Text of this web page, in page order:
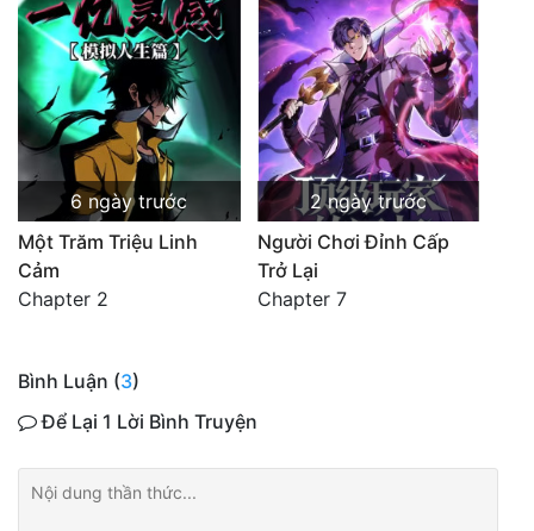
6 ngày trước
Một Trăm Triệu Linh
Cảm
Chapter 2
2 ngày trước
Người Chơi Đỉnh Cấp
Trở Lại
Chapter 7
Bình Luận (3)
Để Lại 1 Lời Bình Truyện